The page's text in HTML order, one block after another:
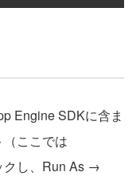
Engine SDKに含ま
ここでは
クし、Run As →